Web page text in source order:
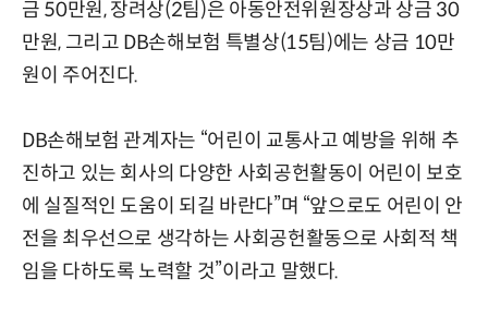
금 50만원, 장려상(2팀)은 아동안전위원장상과 상금 30
만원, 그리고 DB손해보험 특별상(15팀)에는 상금 10만
원이 주어진다.
DB손해보험 관계자는 “어린이 교통사고 예방을 위해 추
진하고 있는 회사의 다양한 사회공헌활동이 어린이 보호
에 실질적인 도움이 되길 바란다”며 “앞으로도 어린이 안
전을 최우선으로 생각하는 사회공헌활동으로 사회적 책
임을 다하도록 노력할 것”이라고 말했다.